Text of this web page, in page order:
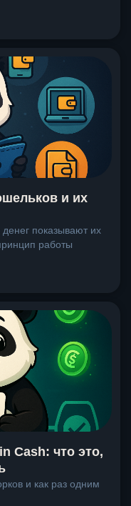
и их
показывают их
работы
Cash: что это,
и как раз одним